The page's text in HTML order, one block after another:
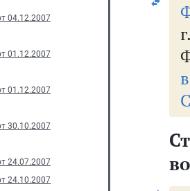
04.12.2007
01.12.2007
01.12.2007
30.10.2007
24.07.2007
24.10.2007